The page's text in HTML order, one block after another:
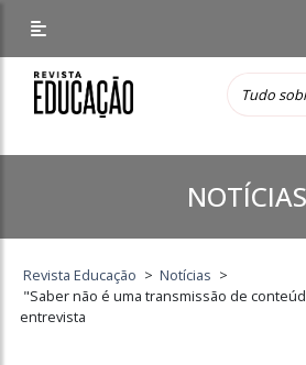
NOTÍCIAS
Revista Educação > Notícias >
"Saber não é uma transmissão de
entrevista